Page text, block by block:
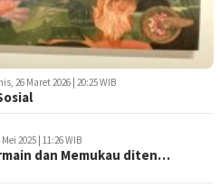
26 Maret 2026 | 20:25 WIB
2025 | 11:26 WIB
dan Memukau diten…